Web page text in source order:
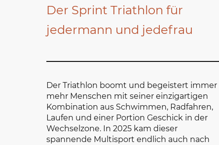
Der Sprint Triathlon für
jedermann und jedefrau
Der Triathlon boomt und begeistert immer
mehr Menschen mit seiner einzigartigen
Kombination aus Schwimmen, Radfahren,
Laufen und einer Portion Geschick in der
Wechselzone. In 2025 kam dieser
spannende Multisport endlich auch nach